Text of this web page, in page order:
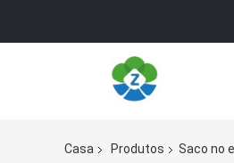
Casa Produtos Saco no